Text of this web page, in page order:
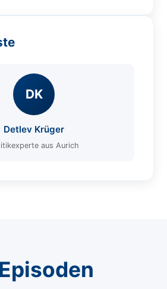
DK
Detlev Krüger
aus Aurich